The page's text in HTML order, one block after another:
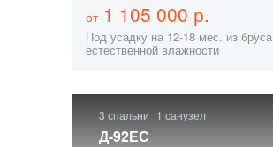
от1 105 000 р.
Под усадку на 12-18 мес. из бруса
естественной влажности
3 спальни 1 санузел
Д-92ЕС